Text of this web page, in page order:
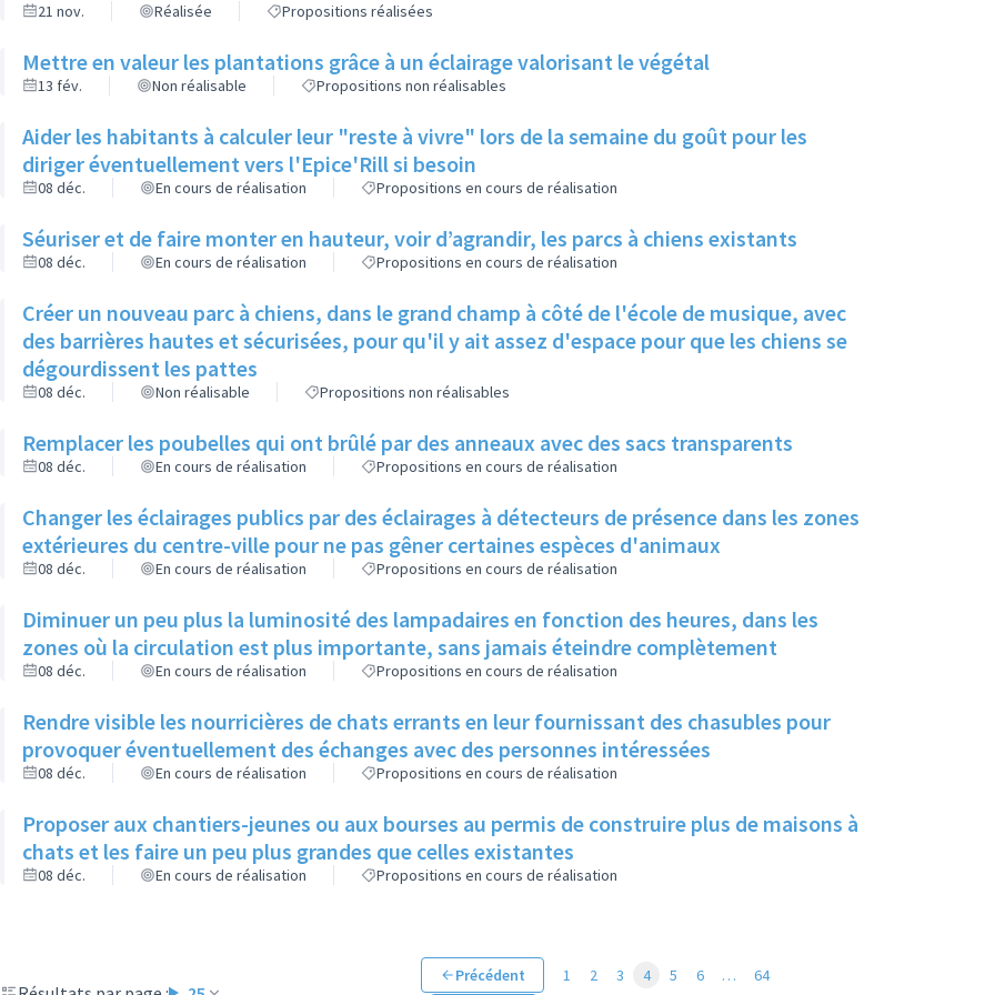
21 nov. Réalisée Propositions réalisées
Mettre en valeur les plantations grâce à un éclairage valorisant le végétal
13 fév. Non réalisable Propositions non réalisables
Aider les habitants à calculer leur "reste à vivre" lors de la semaine du goût pour les
diriger éventuellement vers l'Epice'Rill si besoin
08 déc. En cours de réalisation Propositions en cours de réalisation
Séuriser et de faire monter en hauteur, voir d’agrandir, les parcs à chiens existants
08 déc. En cours de réalisation Propositions en cours de réalisation
Créer un nouveau parc à chiens, dans le grand champ à côté de l'école de musique, avec
des barrières hautes et sécurisées, pour qu'il y ait assez d'espace pour que les chiens se
dégourdissent les pattes
08 déc. Non réalisable Propositions non réalisables
Remplacer les poubelles qui ont brûlé par des anneaux avec des sacs transparents
08 déc. En cours de réalisation Propositions en cours de réalisation
Changer les éclairages publics par des éclairages à détecteurs de présence dans les zones
extérieures du centre-ville pour ne pas gêner certaines espèces d'animaux
08 déc. En cours de réalisation Propositions en cours de réalisation
Diminuer un peu plus la luminosité des lampadaires en fonction des heures, dans les
zones où la circulation est plus importante, sans jamais éteindre complètement
08 déc. En cours de réalisation Propositions en cours de réalisation
Rendre visible les nourricières de chats errants en leur fournissant des chasubles pour
provoquer éventuellement des échanges avec des personnes intéressées
08 déc. En cours de réalisation Propositions en cours de réalisation
Proposer aux chantiers-jeunes ou aux bourses au permis de construire plus de maisons à
chats et les faire un peu plus grandes que celles existantes
08 déc. En cours de réalisation Propositions en cours de réalisation
Précédent 1 2 3 4 5 6 … 64